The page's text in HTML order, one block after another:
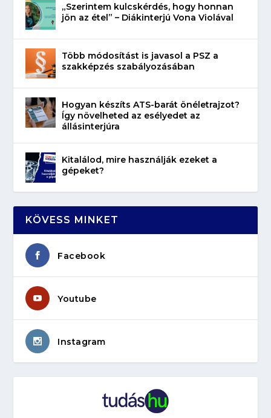
„Szerintem kulcskérdés, hogy honnan
jön az étel” – Diákinterjú Vona Violával
Több módosítást is javasol a PSZ a
szakképzés szabályozásában
Hogyan készíts ATS-barát önéletrajzot?
Így növelheted az esélyedet az
állásinterjúra
Kitalálod, mire használják ezeket a
gépeket?
KÖVESS MINKET
Facebook
Youtube
Instagram